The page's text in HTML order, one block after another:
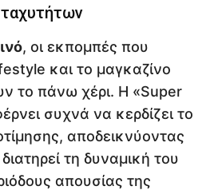
, οι εκπομπές που
και το μαγκαζίνο
το πάνω χέρι. Η «Super
συχνά να κερδίζει το
αποδεικνύοντας
τη δυναμική του
απουσίας της